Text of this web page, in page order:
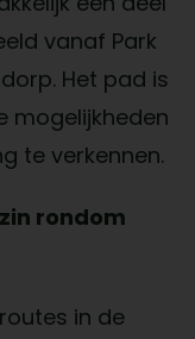
vanaf Park
Het pad is
mogelijkheden
te verkennen.
rondom
in de